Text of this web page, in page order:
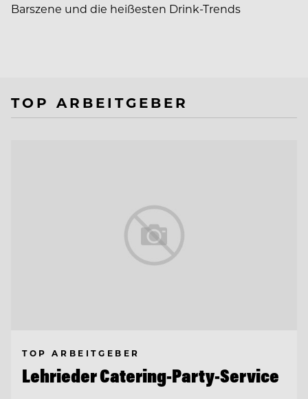
Barszene und die heißesten Drink-Trends
TOP ARBEITGEBER
TOP ARBEITGEBER
Lehrieder Catering-Party-Service